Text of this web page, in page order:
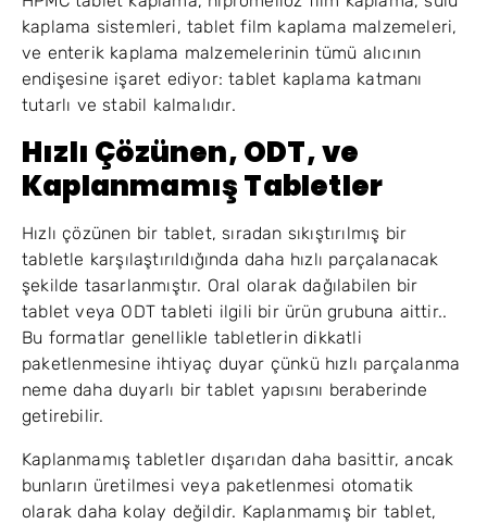
kaplama sistemleri, tablet film kaplama malzemeleri,
ve enterik kaplama malzemelerinin tümü alıcının
endişesine işaret ediyor: tablet kaplama katmanı
tutarlı ve stabil kalmalıdır.
Hızlı Çözünen, ODT, ve
Kaplanmamış Tabletler
Hızlı çözünen bir tablet, sıradan sıkıştırılmış bir
tabletle karşılaştırıldığında daha hızlı parçalanacak
şekilde tasarlanmıştır. Oral olarak dağılabilen bir
tablet veya ODT tableti ilgili bir ürün grubuna aittir..
Bu formatlar genellikle tabletlerin dikkatli
paketlenmesine ihtiyaç duyar çünkü hızlı parçalanma
neme daha duyarlı bir tablet yapısını beraberinde
getirebilir.
Kaplanmamış tabletler dışarıdan daha basittir, ancak
bunların üretilmesi veya paketlenmesi otomatik
olarak daha kolay değildir. Kaplanmamış bir tablet,